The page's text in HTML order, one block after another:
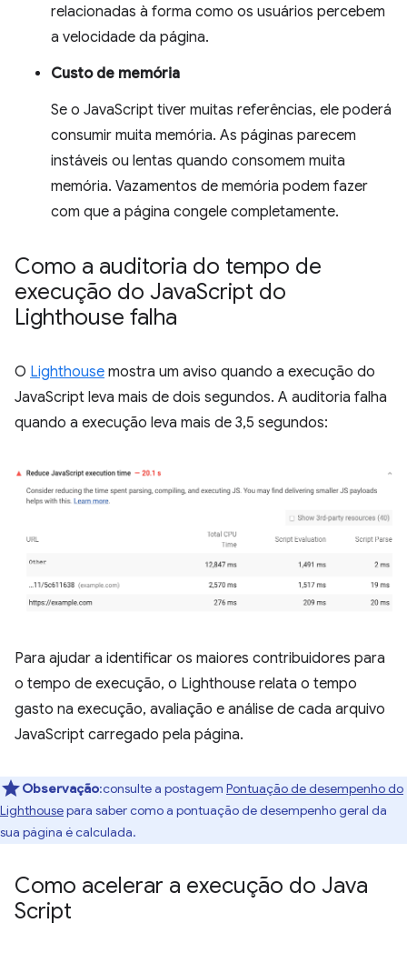
relacionadas à forma como os usuários percebem
a velocidade da página.
Custo de memória
Se o JavaScript tiver muitas referências, ele poderá
consumir muita memória. As páginas parecem
instáveis ou lentas quando consomem muita
memória. Vazamentos de memória podem fazer
com que a página congele completamente.
Como a auditoria do tempo de
execução do JavaScript do
Lighthouse falha
O Lighthouse mostra um aviso quando a execução do
JavaScript leva mais de dois segundos. A auditoria falha
quando a execução leva mais de 3,5 segundos:
Para ajudar a identificar os maiores contribuidores para
o tempo de execução, o Lighthouse relata o tempo
gasto na execução, avaliação e análise de cada arquivo
JavaScript carregado pela página.
Observação:consulte a postagem Pontuação de desempenho do
Lighthousepara saber como a pontuação de desempenho geral da
sua página é calculada.
Como acelerar a execução do Java
Script